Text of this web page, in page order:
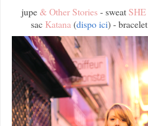
jupe& Other Stories-sweat SHE
sac Katana (dispo ici) - bracelet